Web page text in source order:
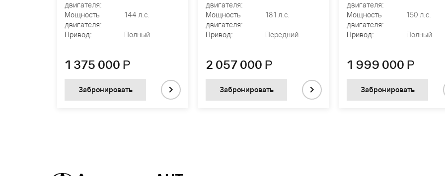
двигателя:
Мощность
двигателя:
144 л.с.
Привод: Полный
1 375 000 Р
Забронировать
двигателя:
Мощность
двигателя:
181 л.с.
Привод: Передний
2 057 000 Р
Забронировать
двигателя:
Мощность
двигателя:
150 л.с.
Привод: Полный
1 999 000 Р
Забронировать